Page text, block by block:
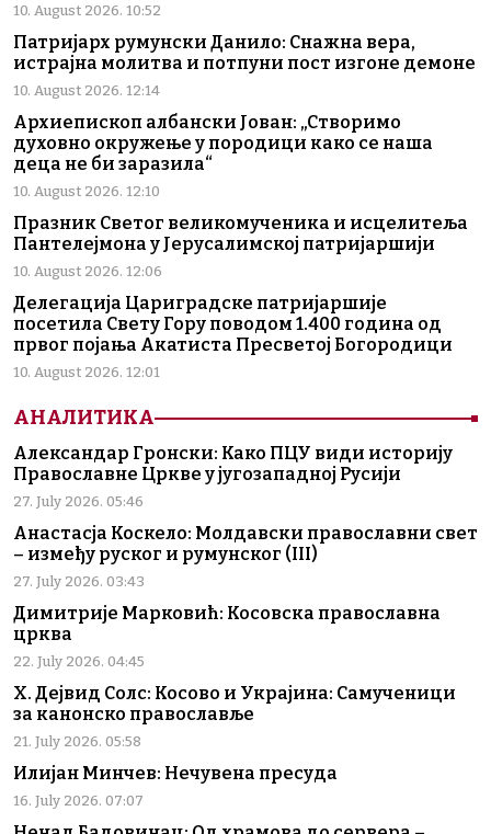
10. August 2026. 10:52
Патријарх румунски Данило: Снажна вера,
истрајна молитва и потпуни пост изгоне демоне
10. August 2026. 12:14
Архиепископ албански Јован: „Створимо
духовно окружење у породици како се наша
деца не би заразила“
10. August 2026. 12:10
Празник Светог великомученика и исцелитеља
Пантелејмона у Јерусалимској патријаршији
10. August 2026. 12:06
Делегација Цариградске патријаршије
посетила Свету Гору поводом 1.400 година од
првог појања Акатиста Пресветој Богородици
10. August 2026. 12:01
АНАЛИТИКА
Александар Гронски: Како ПЦУ види историју
Православне Цркве у југозападној Русији
27. July 2026. 05:46
Анастасја Коскело: Молдавски православни свет
– између руског и румунског (III)
27. July 2026. 03:43
Димитрије Марковић: Косовска православна
црква
22. July 2026. 04:45
Х. Дејвид Солс: Косово и Украјина: Самученици
за канонско православље
21. July 2026. 05:58
Илијан Минчев: Нечувена пресуда
16. July 2026. 07:07